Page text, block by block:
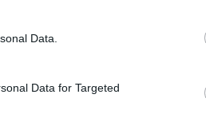
Data.
Data for Targeted